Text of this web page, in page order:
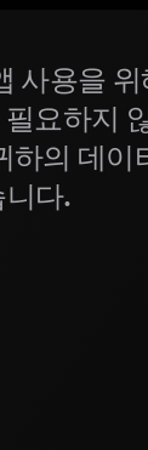
사용을 위
요하지
하의 데이
다.